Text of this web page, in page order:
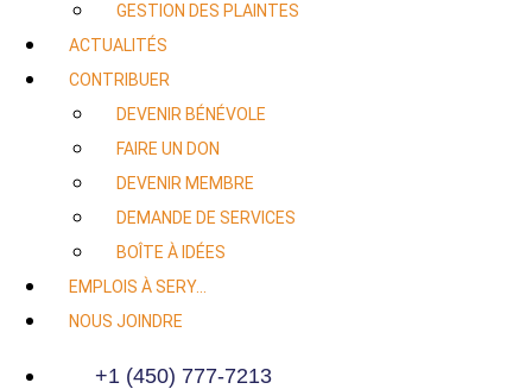
GESTION DES PLAINTES
ACTUALITÉS
CONTRIBUER
DEVENIR BÉNÉVOLE
FAIRE UN DON
DEVENIR MEMBRE
DEMANDE DE SERVICES
BOÎTE À IDÉES
EMPLOIS À SERY…
NOUS JOINDRE
+1 (450) 777-7213